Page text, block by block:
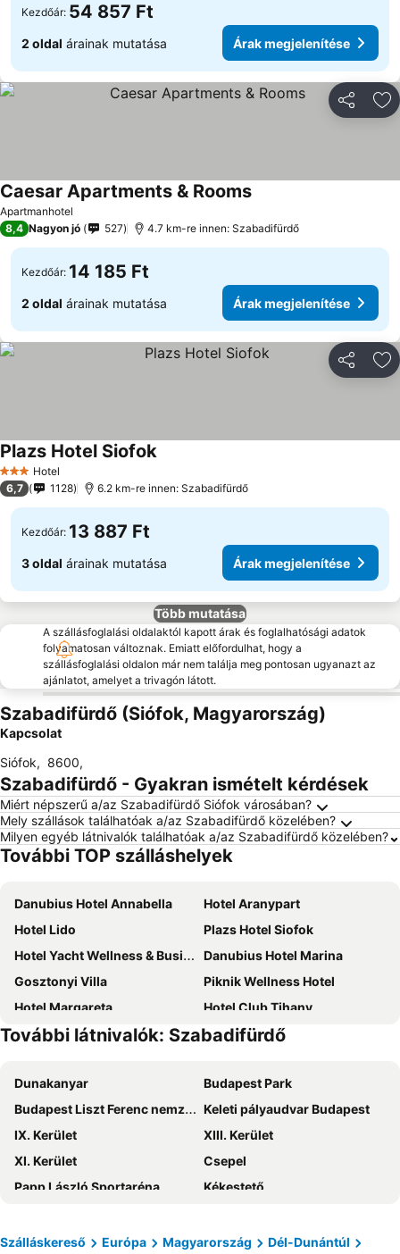
Kezdőár: 54 857 Ft
2 oldal árainak mutatása Árak megjelenítése
Apartmanhotel
Caesar Apartments & Rooms
8,4 Nagyon jó 527 4.7 km-re innen: Szabadifürdő
Kezdőár: 14 185 Ft
2 oldal árainak mutatása Árak megjelenítése
3 Kategória
Hotel
Plazs Hotel Siofok
6,7 1128 6.2 km-re innen: Szabadifürdő
Kezdőár: 13 887 Ft
3 oldal árainak mutatása Árak megjelenítése
Több mutatása
A szállásfoglalási oldalaktól kapott árak és foglalhatósági adatok
folyamatosan változnak. Emiatt előfordulhat, hogy a
szállásfoglalási oldalon már nem találja meg pontosan ugyanazt az
ajánlatot, amelyet a trivagón látott.
Szabadifürdő (Siófok, Magyarország)
Kapcsolat
Siófok, 8600,
Szabadifürdő - Gyakran ismételt kérdések
Miért népszerű a/az Szabadifürdő Siófok városában?
Mely szállások találhatóak a/az Szabadifürdő közelében?
Milyen egyéb látnivalók találhatóak a/az Szabadifürdő közelében?
További TOP szálláshelyek
Danubius Hotel Annabella
Hotel Aranypart
Hotel Lido
Plazs Hotel Siofok
Hotel Yacht Wellness & Business
Danubius Hotel Marina
Gosztonyi Villa
Piknik Wellness Hotel
Hotel Margareta
Hotel Club Tihany
Hotel Azúr
Hotel Korona
CE Napfény Hotel
Hunguest Hotel Bál Resort
Krisztina Pension
Müller's 1
Kenese Bay Garden Resort & Conference
Mövenpick Balaland Resort Lake Balaton
Natura ex. Fortuna
Holiday Hotel Csopak
Manuela Hotel
Anna Grand Hotel
Hotel Aranysas
Aura Hotel
További látnivalók: Szabadifürdő
Dunakanyar
Budapest Park
Budapest Liszt Ferenc nemzetközi repülőtér
Keleti pályaudvar Budapest
IX. Kerület
XIII. Kerület
XI. Kerület
Csepel
Papp László Sportaréna
Kékestető
VII. Kerület
Népliget
Szálláskereső Európa Magyarország
Dél-Dunántúl